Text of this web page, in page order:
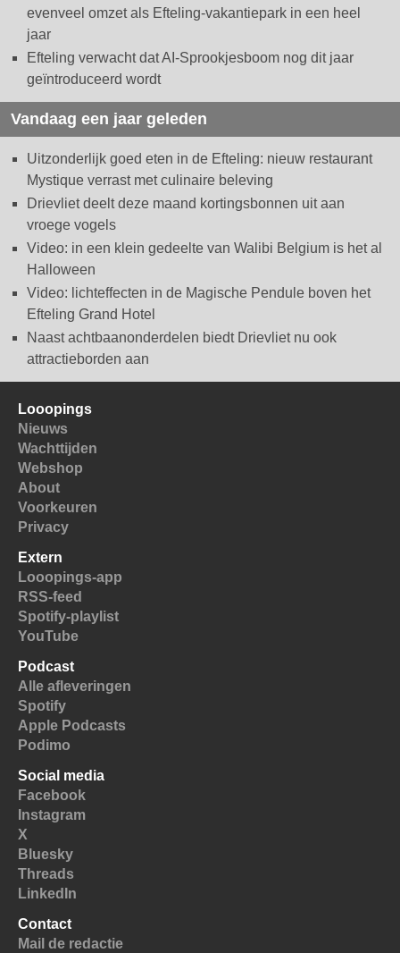
evenveel omzet als Efteling-vakantiepark in een heel
jaar
Efteling verwacht dat AI-Sprookjesboom nog dit jaar
geïntroduceerd wordt
Vandaag een jaar geleden
Uitzonderlijk goed eten in de Efteling: nieuw restaurant
Mystique verrast met culinaire beleving
Drievliet deelt deze maand kortingsbonnen uit aan
vroege vogels
Video: in een klein gedeelte van Walibi Belgium is het al
Halloween
Video: lichteffecten in de Magische Pendule boven het
Efteling Grand Hotel
Naast achtbaanonderdelen biedt Drievliet nu ook
attractieborden aan
Looopings
Nieuws
Wachttijden
Webshop
About
Voorkeuren
Privacy
Extern
Looopings-app
RSS-feed
Spotify-playlist
YouTube
Podcast
Alle afleveringen
Spotify
Apple Podcasts
Podimo
Social media
Facebook
Instagram
X
Bluesky
Threads
LinkedIn
Contact
Mail de redactie